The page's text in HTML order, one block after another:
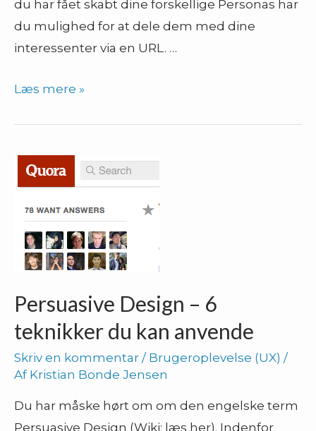
du har fået skabt dine forskellige Personas har
du mulighed for at dele dem med dine
interessenter via en URL. …
Xtensio
online
værktøj
personas
Læs mere »
Persuasive Design – 6
teknikker du kan anvende
Skriv en kommentar / Brugeroplevelse (UX) /
Af Kristian Bonde Jensen
Du har måske hørt om om den engelske term
Persuasive Design (Wiki: læs her). Indenfor